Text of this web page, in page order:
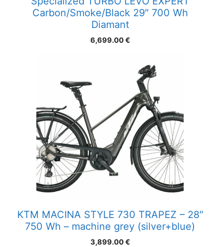
Carbon/Smoke/Black 29″ 700 Wh
Diamant
6,699.00€
KTM MACINA STYLE 730 TRAPEZ – 28″
750 Wh – machine grey (silver+blue)
3,899.00€